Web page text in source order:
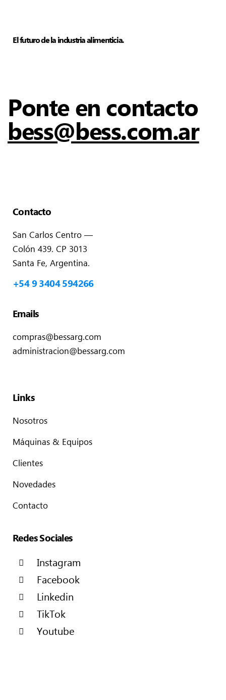
El futuro de la industria alimenticia.
Ponte en contacto
bess@bess.com.ar
Contacto
San Carlos Centro —
Colón 439. CP 3013
Santa Fe, Argentina.
+54 9 3404 594266
Emails
compras@bessarg.com
administracion@bessarg.com
Links
Nosotros
Máquinas & Equipos
Clientes
Novedades
Contacto
Redes Sociales
Instagram
Facebook
Linkedin
TikTok
Youtube